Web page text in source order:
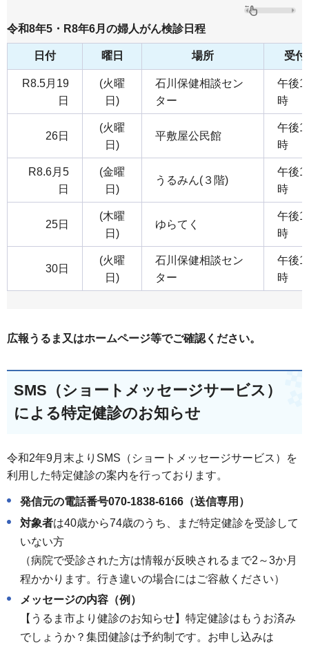
令和8年5・R8年6月の婦人がん検診日程
日付 曜日 場所 受付
R8.5月19
日
(火曜
日)
石川保健相談セン
ター
午後1
時
26日
(火曜
日)
平敷屋公民館
午後1
時
R8.6月5
日
(金曜
日)
うるみん(３階)
午後1
時
25日
(木曜
日)
ゆらてく
午後1
時
30日
(火曜
日)
石川保健相談セン
ター
午後1
時
広報うるま又はホームページ等でご確認ください。
SMS（ショートメッセージサービス）
による特定健診のお知らせ
令和2年9月末よりSMS（ショートメッセージサービス）を
利用した特定健診の案内を行っております。
発信元の電話番号070-1838-6166（送信専用）
対象者は40歳から74歳のうち、まだ特定健診を受診して
いない方
（病院で受診された方は情報が反映されるまで2～3か月
程かかります。行き違いの場合にはご容赦ください）
メッセージの内容（例）
【うるま市より健診のお知らせ】特定健診はもうお済み
でしょうか？集団健診は予約制です。お申し込みは